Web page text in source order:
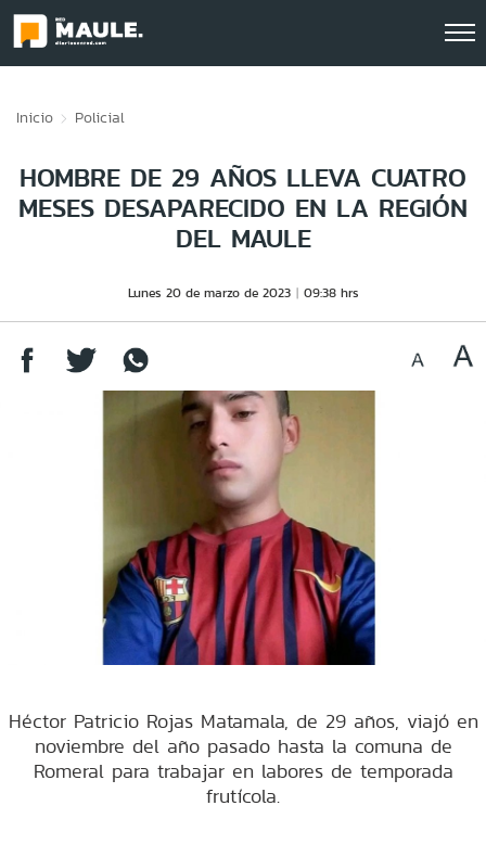
Inicio Policial
HOMBRE DE 29 AÑOS LLEVA CUATRO
MESES DESAPARECIDO EN LA REGIÓN
DEL MAULE
Lunes 20 de marzo de 2023 09:38 hrs
Héctor Patricio Rojas Matamala, de 29 años, viajó en
noviembre del año pasado hasta la comuna de
Romeral para trabajar en labores de temporada
frutícola.